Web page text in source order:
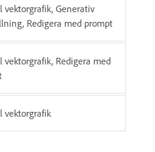
vektorgrafik, Generativ
Redigera med prompt
vektorgrafik, Redigera med
vektorgrafik